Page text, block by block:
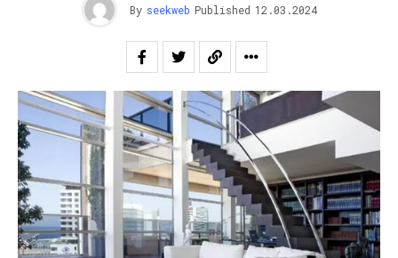
By seekweb Published 12.03.2024